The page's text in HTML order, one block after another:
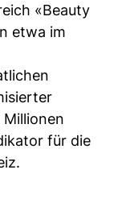
«Beauty
etwa im
für die